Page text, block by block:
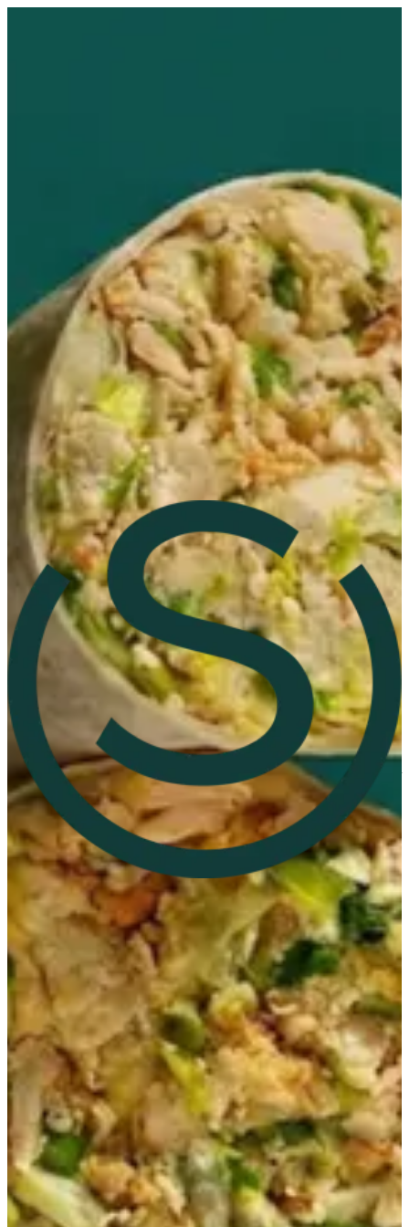
EN
تسجيل الدخول
EN
Andalus Branch
Andalus Branch
96596742811 تواصل مع الفرع